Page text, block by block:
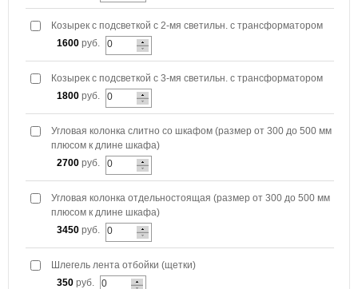
Козырек с подсветкой с 2-мя светильн. с трансформатором
1600 руб.
Козырек с подсветкой с 3-мя светильн. с трансформатором
1800 руб.
Угловая колонка слитно со шкафом (размер от 300 до 500 мм
плюсом к длине шкафа)
2700 руб.
Угловая колонка отдельностоящая (размер от 300 до 500 мм
плюсом к длине шкафа)
3450 руб.
Шлегель лента отбойки (щетки)
350 руб.